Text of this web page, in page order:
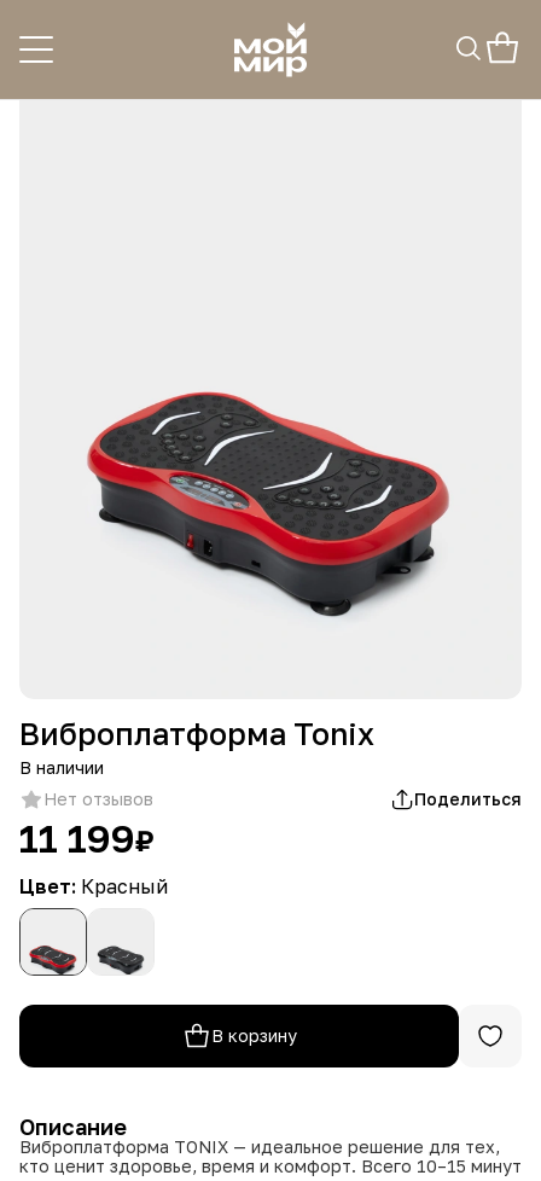
Виброплатформа Tonix
В наличии
Нет отзывов
Поделиться
11 199₽
Цвет: Красный
В корзину
Описание
Виброплатформа TONIX — идеальное решение для тех,
кто ценит здоровье, время и комфорт. Всего 10–15 минут